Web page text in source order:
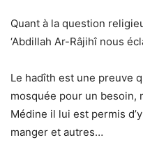
Quant à la question
‘Abdillah Ar-Râjihî nous
Le hadîth est une preuve
mosquée pour un besoin,
Médine il lui est permis
manger et autres…